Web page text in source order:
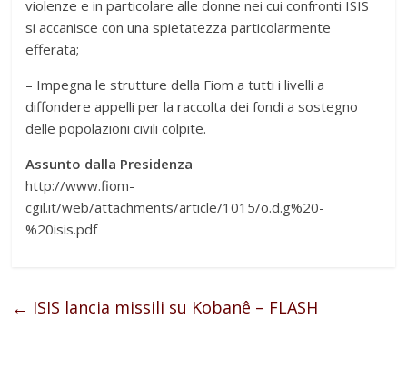
violenze e in particolare alle donne nei cui confronti ISIS
si accanisce con una spietatezza particolarmente
efferata;
– Impegna le strutture della Fiom a tutti i livelli a
diffondere appelli per la raccolta dei fondi a sostegno
delle popolazioni civili colpite.
Assunto dalla Presidenza
http://www.fiom-
cgil.it/web/attachments/article/1015/o.d.g%20-
%20isis.pdf
← ISIS lancia missili su Kobanê – FLASH